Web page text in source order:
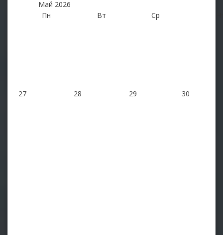
Май 2026
Пн
Вт Ср
27 28 29 30